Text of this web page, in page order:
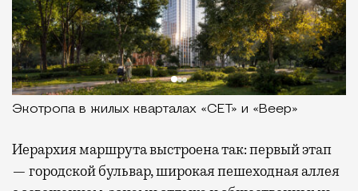
Экотропа в жилых кварталах «СЕТ» и «Веер»
Иерархия маршрута выстроена так: первый этап
— городской бульвар, широкая пешеходная аллея